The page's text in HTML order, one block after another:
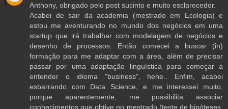
Anthony, obrigado pelo post sucinto e muito esclarecedor.
Acabei de sair da academia (mestrado em Ecologia) e
estou me aventurando no mundo dos negócios em uma
startup que irá trabalhar com modelagem de negócios e
desenho de processos. Então comecei a buscar (in)
formação para me adaptar com a área, além de precisar
passar por uma adaptação linguística para começar a
entender o idioma "business", hehe.. Enfim, acabei
esbarrando com Data Science, e me interessei muito,
porque aparentemente, me possibilita associar
conhecimentos que obtive no mestrado (teste de hipóteses,